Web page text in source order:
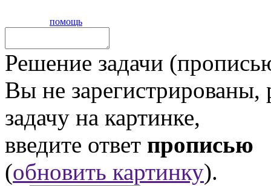
помощь
Решение задачи
Вы не
задачу на картинке,
введите ответ прописью
(обновить картинку).